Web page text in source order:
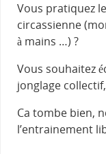
Vous pratiquez
circassienne
à mains …) ?
Vous souhaitez
jonglage
Ca tombe bien,
l’entrainement